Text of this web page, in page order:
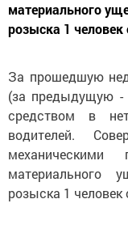
материального
розыска 1
За прошедшую
(за предыдущую -
средством в
водителей.
механическими
материального
розыска 1